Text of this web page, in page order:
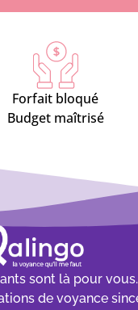
Forfait bloqué
Budget maîtrisé
sont là pour vous.
de voyance